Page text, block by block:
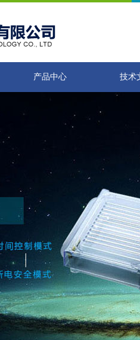
产品中心 技术